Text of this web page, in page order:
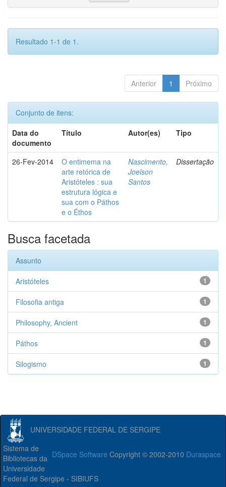
Resultado 1-1 de 1.
Anterior 1 Próximo
Conjunto de itens:
Data do
documento
Título Autor(es) Tipo
26-Fev-2014
O entimema na
arte retórica de
Aristóteles : sua
estrutura lógica e
sua com o Páthos
e o Éthos
Nascimento,
Joelson
Santos
Dissertação
Busca facetada
Assunto
1
Aristóteles
1
Filosofia antiga
1
Philosophy, Ancient
1
Páthos
1
Silogismo
UNIVERSIDADE FEDERAL DE SERGIPE
DSpace Software Copyright © 2002-2010 Duraspace
Sistema de
Bibliotecas da
Universidade
Federal de Sergipe - SIBIUFS